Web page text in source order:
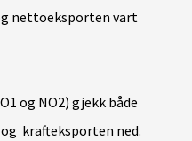
nettoeksporten vart
og NO2) gjekk både
krafteksporten ned.